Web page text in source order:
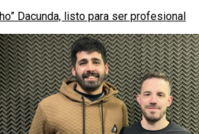
Dacunda, listo para ser profesional